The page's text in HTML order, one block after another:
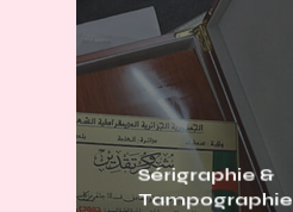
Sérigraphie &
Tampographie